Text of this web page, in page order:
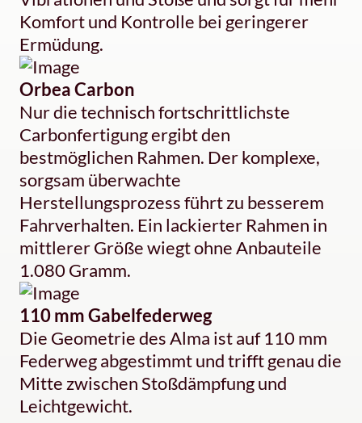
Komfort und Kontrolle bei geringerer
Ermüdung.
Orbea Carbon
Nur die technisch fortschrittlichste
Carbonfertigung ergibt den
bestmöglichen Rahmen. Der komplexe,
sorgsam überwachte
Herstellungsprozess führt zu besserem
Fahrverhalten. Ein lackierter Rahmen in
mittlerer Größe wiegt ohne Anbauteile
1.080 Gramm.
110 mm Gabelfederweg
Die Geometrie des Alma ist auf 110 mm
Federweg abgestimmt und trifft genau die
Mitte zwischen Stoßdämpfung und
Leichtgewicht.